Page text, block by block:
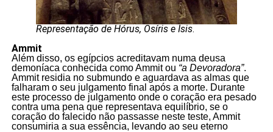
Representação de Hórus, Osíris e Ísis.
Ammit
Além disso, os egípcios acreditavam numa deusa
demoníaca conhecida como Ammit ou “a Devoradora”.
Ammit residia no submundo e aguardava as almas que
falharam o seu julgamento final após a morte. Durante
este processo de julgamento onde o coração era pesado
contra uma pena que representava equilíbrio, se o
coração do falecido não passasse neste teste, Ammit
consumiria a sua essência, levando ao seu eterno